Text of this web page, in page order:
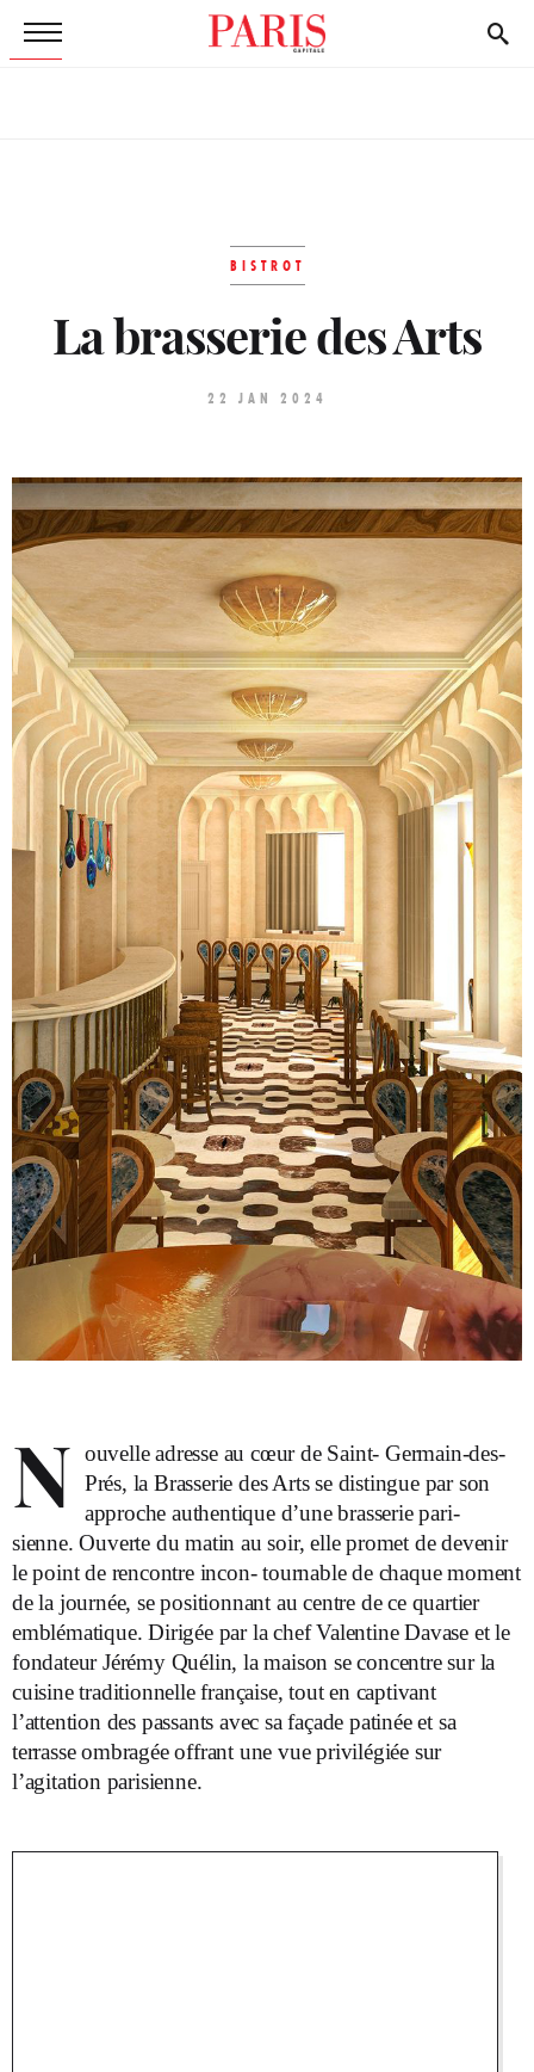
BISTROT
La brasserie des Arts
22 JAN 2024
N ouvelle adresse au cœur de Saint- Germain-des-
Prés, la Brasserie des Arts se distingue par son
approche authentique d’une brasserie pari-
sienne. Ouverte du matin au soir, elle promet de devenir
le point de rencontre incon- tournable de chaque moment
de la journée, se positionnant au centre de ce quartier
emblématique. Dirigée par la chef Valentine Davase et le
fondateur Jérémy Quélin, la maison se concentre sur la
cuisine traditionnelle française, tout en captivant
l’attention des passants avec sa façade patinée et sa
terrasse ombragée offrant une vue privilégiée sur
l’agitation parisienne.